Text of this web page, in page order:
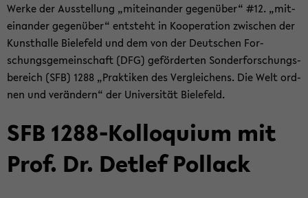
Werke der Aus­stel­lung „mit­ein­an­der ge­gen­über“ #12. „mit­
ein­an­der ge­gen­über“ ent­steht in Ko­ope­ra­ti­on zwi­schen der
Kunst­hal­le Bie­le­feld und dem von der Deut­schen For­
schungs­ge­mein­schaft (DFG) ge­för­der­ten Son­der­for­schungs­
be­reich (SFB) 1288 „Prak­ti­ken des Ver­glei­chens. Die Welt ord­
nen und ver­än­dern“ der Uni­ver­si­tät Bie­le­feld.
SFB 1288-​Kolloquium mit
Prof. Dr. Det­lef Pol­lack